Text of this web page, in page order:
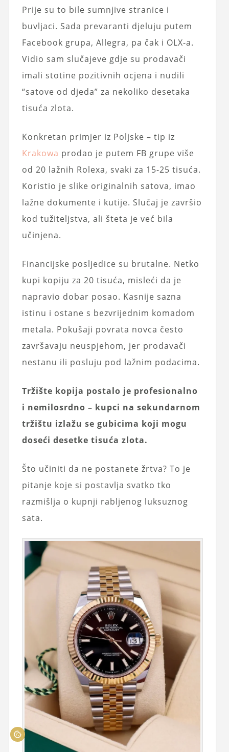
Prije su to bile sumnjive stranice i
buvljaci. Sada prevaranti djeluju putem
Facebook grupa, Allegra, pa čak i OLX-a.
Vidio sam slučajeve gdje su prodavači
imali stotine pozitivnih ocjena i nudili
“satove od djeda” za nekoliko desetaka
tisuća zlota.
Konkretan primjer iz Poljske – tip iz
Krakowa prodao je putem FB grupe više
od 20 lažnih Rolexa, svaki za 15-25 tisuća.
Koristio je slike originalnih satova, imao
lažne dokumente i kutije. Slučaj je završio
kod tužiteljstva, ali šteta je već bila
učinjena.
Financijske posljedice su brutalne. Netko
kupi kopiju za 20 tisuća, misleći da je
napravio dobar posao. Kasnije sazna
istinu i ostane s bezvrijednim komadom
metala. Pokušaji povrata novca često
završavaju neuspjehom, jer prodavači
nestanu ili posluju pod lažnim podacima.
Tržište kopija postalo je profesionalno
i nemilosrdno – kupci na sekundarnom
tržištu izlažu se gubicima koji mogu
doseći desetke tisuća zlota.
Što učiniti da ne postanete žrtva? To je
pitanje koje si postavlja svatko tko
razmišlja o kupnji rabljenog luksuznog
sata.